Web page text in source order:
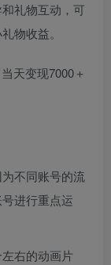
礼物互动，可
物收益。
不同账号的流
进行重点运
右的动画片